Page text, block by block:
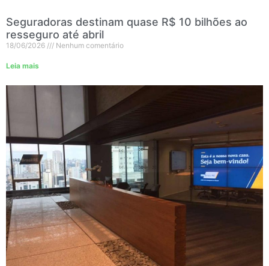
Seguradoras destinam quase R$ 10 bilhões ao
resseguro até abril
18/06/2026 Nenhum comentário
Leia mais